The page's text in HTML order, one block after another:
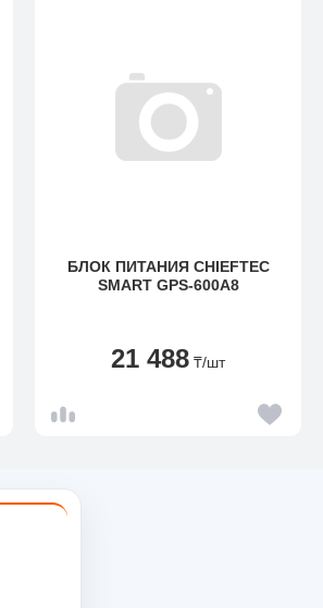
БЛОК ПИТАНИЯ CHIEFTEC
SMART GPS-600A8
21 488 ₸/шт